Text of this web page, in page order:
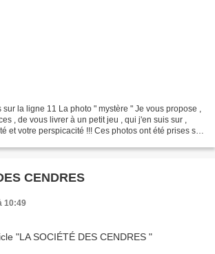
la ligne 11 La photo " mystère " Je vous propose ,
, de vous livrer à un petit jeu , qui j'en suis sur ,
et votre perspicacité !!! Ces photos ont été prises sur
CENDRES
10:49